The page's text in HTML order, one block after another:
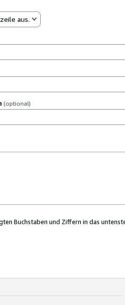
aus.
(optional)
Buchstaben und Ziffern in das